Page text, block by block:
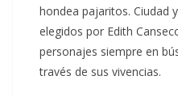
hondea pajaritos. Ciudad
elegidos por Edith
personajes siempre en
través de sus vivencias.